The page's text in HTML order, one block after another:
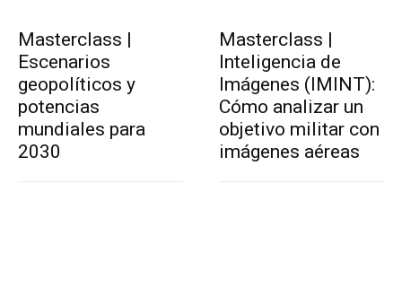
Masterclass |
Escenarios
geopolíticos y
potencias
mundiales para
2030
Masterclass |
Inteligencia de
Imágenes (IMINT):
Cómo analizar un
objetivo militar con
imágenes aéreas